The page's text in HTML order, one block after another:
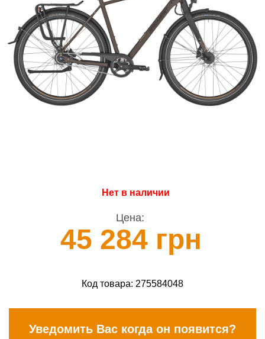
Нет в наличии
Цена:
45 284 грн
Код товара: 275584048
Уведомить Вас когда он появится?